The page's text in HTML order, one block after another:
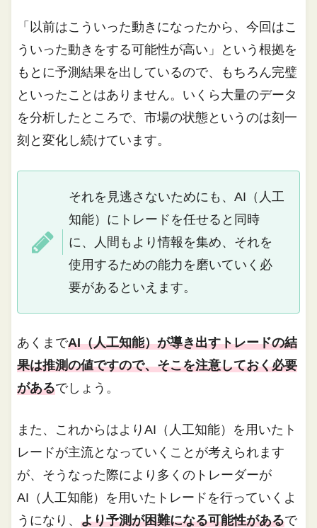
「以前はこういった動きになったから、今回はこ
ういった動きをする可能性が高い」という根拠を
もとに予測結果を出しているので、もちろん完璧
といったことはありません。いくら大量のデータ
を分析したところで、市場の状態というのは刻一
刻と変化し続けています。
それを見逃さないためにも、AI（人工
知能）にトレードを任せると同時
に、人間もより情報を集め、それを
使用するための能力を磨いていく必
要があるといえます。
あくまでAI（人工知能）が導き出すトレードの結
果は推測の値ですので、そこを注意しておく必要
があるでしょう。
また、これからはよりAI（人工知能）を用いたト
レードが主流となっていくことが考えられます
が、そうなった際により多くのトレーダーが
AI（人工知能）を用いたトレードを行っていくよ
うになり、より予測が困難になる可能性があるで